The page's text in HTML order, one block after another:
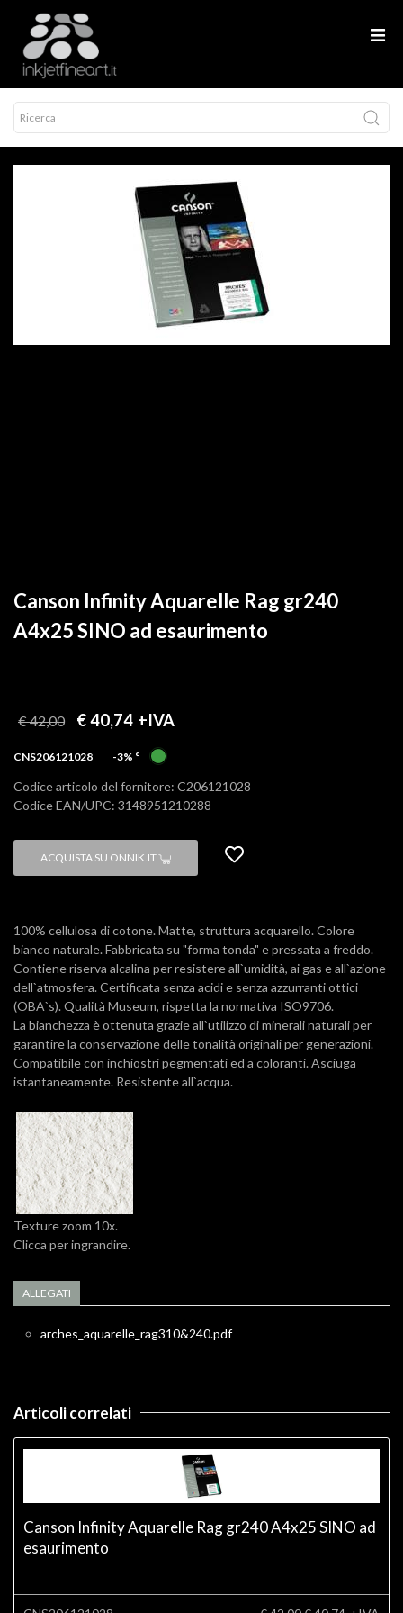
Canson Infinity Aquarelle Rag gr240
A4x25 SINO ad esaurimento
€ 42,00 € 40,74 +IVA
CNS206121028 -3% °
Codice articolo del fornitore: C206121028
Codice EAN/UPC: 3148951210288
ACQUISTA SU ONNIK.IT
100% cellulosa di cotone. Matte, struttura acquarello. Colore
bianco naturale. Fabbricata su "forma tonda" e pressata a freddo.
Contiene riserva alcalina per resistere all`umidità, ai gas e all`azione
dell`atmosfera. Certificata senza acidi e senza azzurranti ottici
(OBA`s). Qualità Museum, rispetta la normativa ISO9706.
La bianchezza è ottenuta grazie all`utilizzo di minerali naturali per
garantire la conservazione delle tonalità originali per generazioni.
Compatibile con inchiostri pegmentati ed a coloranti. Asciuga
istantaneamente. Resistente all`acqua.
Texture zoom 10x.
Clicca per ingrandire.
ALLEGATI
arches_aquarelle_rag310&240.pdf
Articoli correlati
Canson Infinity Aquarelle Rag gr240 A4x25 SINO ad
esaurimento